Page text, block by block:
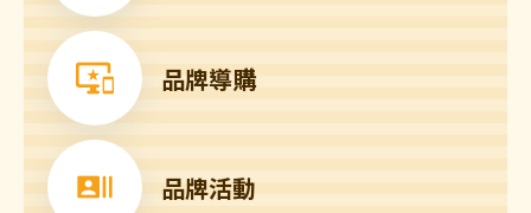
品牌導購
品牌活動